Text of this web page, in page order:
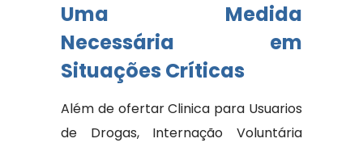
Uma Medida
Necessária em
Situações Críticas
Além de ofertar Clinica para Usuarios
de Drogas, Internação Voluntária